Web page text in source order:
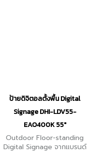
ป้ายดิจิตอลตั้งพื้น Digital
Signage DHI-LDV55-
EAO400K 55"
Outdoor Floor-standing
Digital Signage จากแบรนด์